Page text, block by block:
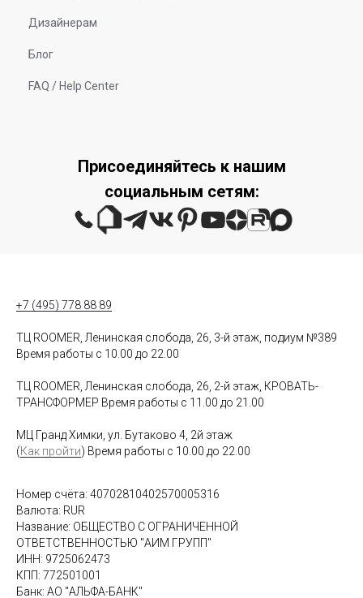
Дизайнерам
Блог
FAQ / Help Center
Присоединяйтесь к нашим
социальным сетям:
+7 (495) 778 88 89
ТЦ ROOMER, Ленинская слобода, 26, 3-й этаж, подиум №389
Время работы с 10.00 до 22.00
ТЦ ROOMER, Ленинская слобода, 26, 2-й этаж, КРОВАТЬ-
ТРАНСФОРМЕР Время работы с 11.00 до 21.00
МЦ Гранд Химки, ул. Бутаково 4, 2й этаж
(Как пройти) Время работы с 10.00 до 22.00
Номер счёта: 40702810402570005316
Валюта: RUR
Название: ОБЩЕСТВО С ОГРАНИЧЕННОЙ
ОТВЕТСТВЕННОСТЬЮ "АИМ ГРУПП"
ИНН: 9725062473
КПП: 772501001
Банк: АО "АЛЬФА-БАНК"